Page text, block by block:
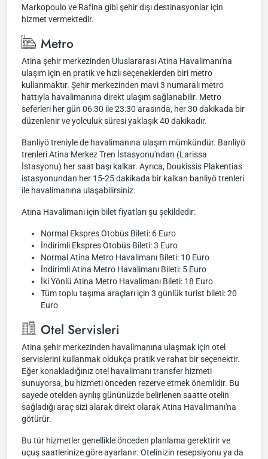
Markopoulo ve Rafina gibi şehir dışı destinasyonlar için
hizmet vermektedir.
Metro
Atina şehir merkezinden Uluslararası Atina Havalimanı'na
ulaşım için en pratik ve hızlı seçeneklerden biri metro
kullanmaktır. Şehir merkezinden mavi 3 numaralı metro
hattıyla havalimanına direkt ulaşım sağlanabilir. Metro
seferleri her gün 06:30 ile 23:30 arasında, her 30 dakikada bir
düzenlenir ve yolculuk süresi yaklaşık 40 dakikadır.
Banliyö treniyle de havalimanına ulaşım mümkündür. Banliyö
trenleri Atina Merkez Tren İstasyonu'ndan (Larissa
İstasyonu) her saat başı kalkar. Ayrıca, Doukissis Plakentias
istasyonundan her 15-25 dakikada bir kalkan banliyö trenleri
ile havalimanına ulaşabilirsiniz.
Atina Havalimanı için bilet fiyatları şu şekildedir:
Normal Ekspres Otobüs Bileti: 6 Euro
İndirimli Ekspres Otobüs Bileti: 3 Euro
Normal Atina Metro Havalimanı Bileti: 10 Euro
İndirimli Atina Metro Havalimanı Bileti: 5 Euro
İki Yönlü Atina Metro Havalimanı Bileti: 18 Euro
Tüm toplu taşıma araçları için 3 günlük turist bileti: 20
Euro
Otel Servisleri
Atina şehir merkezinden havalimanına ulaşmak için otel
servislerini kullanmak oldukça pratik ve rahat bir seçenektir.
Eğer konakladığınız otel havalimanı transfer hizmeti
sunuyorsa, bu hizmeti önceden rezerve etmek önemlidir. Bu
sayede otelden ayrılış gününüzde belirlenen saatte otelin
sağladığı araç sizi alarak direkt olarak Atina Havalimanı'na
götürür.
Bu tür hizmetler genellikle önceden planlama gerektirir ve
uçuş saatlerinize göre ayarlanır. Otelinizin resepsiyonu ya da